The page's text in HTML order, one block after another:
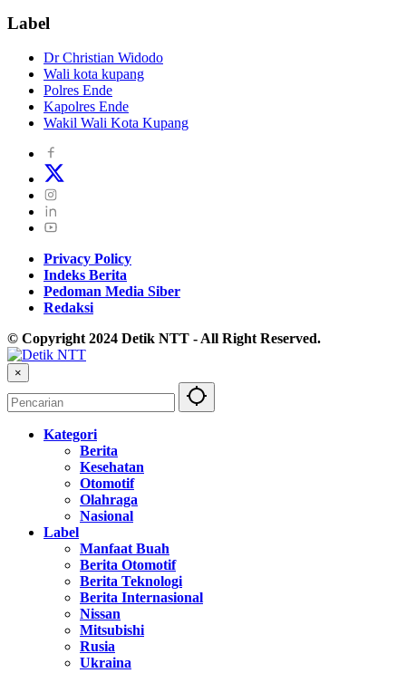
Label
Dr Christian Widodo
Wali kota kupang
Polres Ende
Kapolres Ende
Wakil Wali Kota Kupang
Privacy Policy
Indeks Berita
Pedoman Media Siber
Redaksi
© Copyright 2024 Detik NTT - All Right Reserved.
×
Kategori
Berita
Kesehatan
Otomotif
Olahraga
Nasional
Label
Manfaat Buah
Berita Otomotif
Berita Teknologi
Berita Internasional
Nissan
Mitsubishi
Rusia
Ukraina